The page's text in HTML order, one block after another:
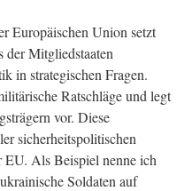
Europäischen Union setzt
der Mitgliedstaaten
in strategischen Fragen.
Ratschläge und legt
vor. Diese
sicherheitspolitischen
Als Beispiel nenne ich
Soldaten auf